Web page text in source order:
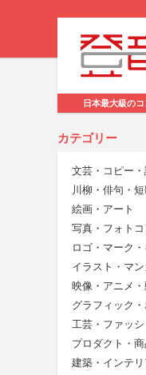
日本最大級の
カテゴリー
文芸・コピー・
川柳・俳句・短
絵画・アート
写真・フォトコ
ロゴ・マーク
イラスト・マ
映像・アニメ
グラフィック
工芸・ファッ
プロダクト・
建築・インテ